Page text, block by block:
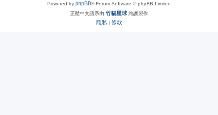
Powered by phpBB® Forum Software © phpBB Limited
正體中文語系由 竹貓星球 維護製作
隱私 | 條款